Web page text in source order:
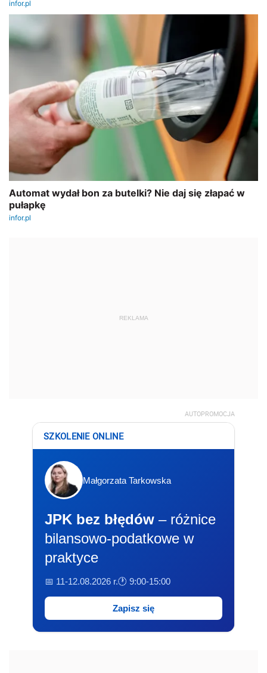
REKLAMA
AUTOPROMOCJA
SZKOLENIE ONLINE
Małgorzata Tarkowska
JPK bez błędów – różnice
bilansowo-podatkowe w
praktyce
📅 11-12.08.2026 r.🕐 9:00-15:00
Zapisz się